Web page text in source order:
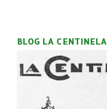
BLOG LA CENTINELA